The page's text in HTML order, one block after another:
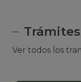
Trámites
Ver todos los